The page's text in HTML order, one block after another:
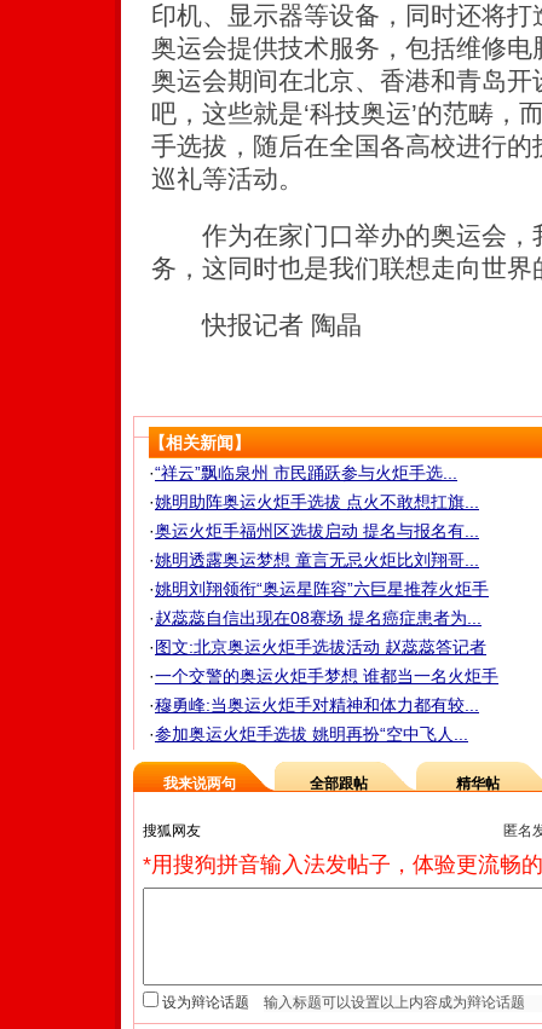
印机、显示器等设备，同时还将
奥运会提供技术服务，包括维修
奥运会期间在北京、香港和青岛
吧，这些就是‘科技奥运’的范畴，
手选拔，随后在全国各高校进行
巡礼等活动。
作为在家门口举办的奥运会，
务，这同时也是我们联想走向世界
快报记者 陶晶
【相关新闻】
·“祥云”飘临泉州 市民踊跃参与火炬手选...
·姚明助阵奥运火炬手选拔 点火不敢想扛旗...
·奥运火炬手福州区选拔启动 提名与报名有...
·姚明透露奥运梦想 童言无忌火炬比刘翔哥...
·姚明刘翔领衔“奥运星阵容”六巨星推荐火炬手
·赵蕊蕊自信出现在08赛场 提名癌症患者为...
·图文:北京奥运火炬手选拔活动 赵蕊蕊答记者
·一个交警的奥运火炬手梦想 谁都当一名火炬手
·穆勇峰:当奥运火炬手对精神和体力都有较...
·参加奥运火炬手选拔 姚明再扮“空中飞人...
我来说两句 全部跟帖 精华帖
匿名
*用搜狗拼音输入法发帖子，体验更流畅
设为辩论话题